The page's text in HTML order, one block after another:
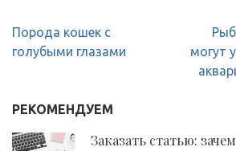
Навигация
по
Порода кошек с
голубыми глазами
могут
РЕКОМЕНДУЕМ
Заказать статью: